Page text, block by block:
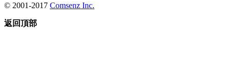
© 2001-2017 Comsenz Inc.
返回頂部